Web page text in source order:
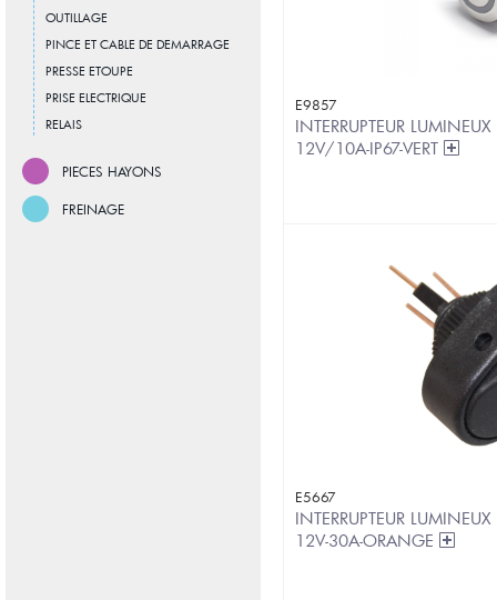
OUTILLAGE
PINCE ET CABLE DE DEMARRAGE
PRESSE ETOUPE
PRISE ELECTRIQUE
RELAIS
PIECES HAYONS
FREINAGE
E9857
INTERRUPTEUR
12V/10A-IP67-VERT
E5667
INTERRUPTEUR
12V-30A-ORANGE